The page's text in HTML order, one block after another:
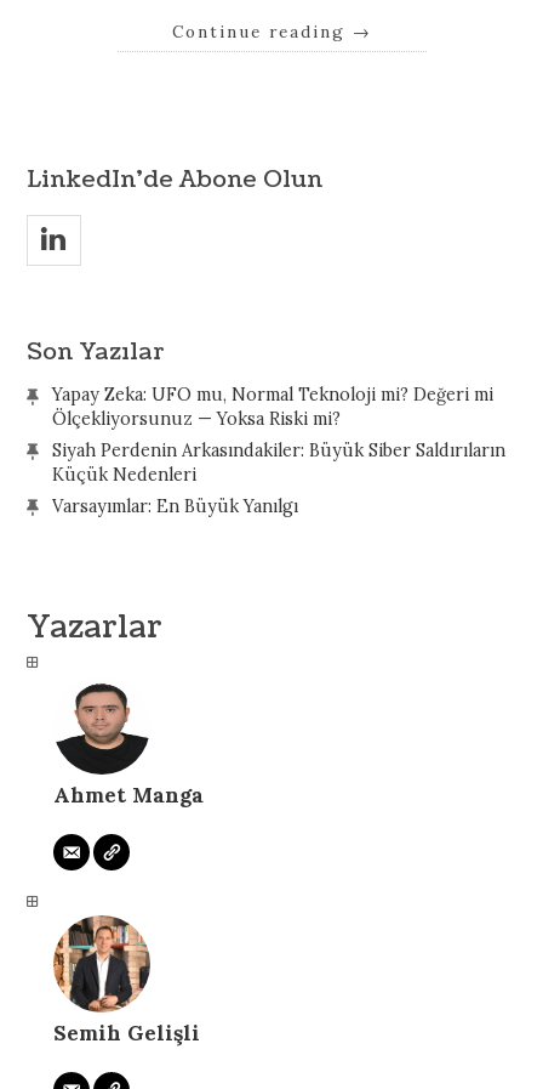
Continue reading →
LinkedIn’de Abone Olun
v
Son Yazılar
Yapay Zeka: UFO mu, Normal Teknoloji mi? Değeri mi
Ölçekliyorsunuz — Yoksa Riski mi?
Siyah Perdenin Arkasındakiler: Büyük Siber Saldırıların
Küçük Nedenleri
Varsayımlar: En Büyük Yanılgı
Yazarlar
Ahmet Manga
Semih Gelişli